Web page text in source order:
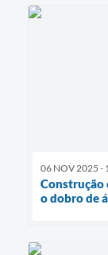
06 NOV 2025 -
Construção
o dobro de